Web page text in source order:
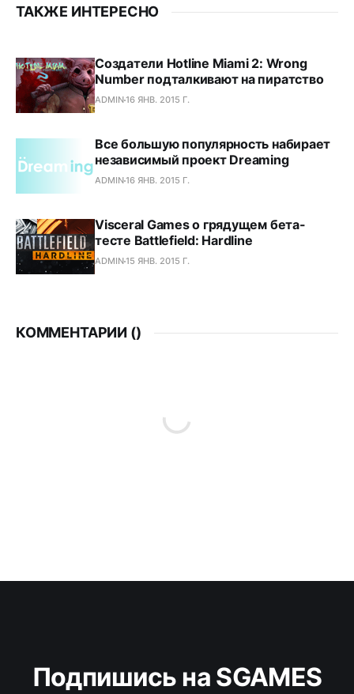
ТАКЖЕ ИНТЕРЕСНО
Создатели Hotline Miami 2: Wrong
Number подталкивают на пиратство
ADMIN16 ЯНВ. 2015 Г.
Все большую популярность набирает
независимый проект Dreaming
ADMIN16 ЯНВ. 2015 Г.
Visceral Games о грядущем бета-
тесте Battlefield: Hardline
ADMIN15 ЯНВ. 2015 Г.
КОММЕНТАРИИ ()
Подпишись на SGAMES